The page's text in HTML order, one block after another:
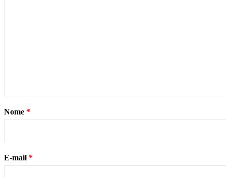
Nome *
E-mail *